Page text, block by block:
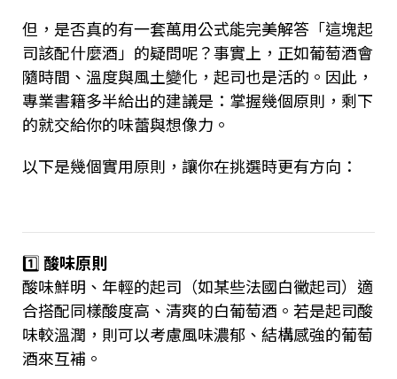
但，是否真的有一套萬用公式能完美解答「這塊起
司該配什麼酒」的疑問呢？事實上，正如葡萄酒會
隨時間、溫度與風土變化，起司也是活的。因此，
專業書籍多半給出的建議是：掌握幾個原則，剩下
的就交給你的味蕾與想像力。
以下是幾個實用原則，讓你在挑選時更有方向：
1️⃣酸味原則
酸味鮮明、年輕的起司（如某些法國白黴起司）適
合搭配同樣酸度高、清爽的白葡萄酒。若是起司酸
味較溫潤，則可以考慮風味濃郁、結構感強的葡萄
酒來互補。